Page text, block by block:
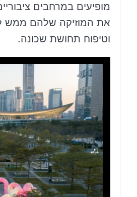
מופיעים במרחבים
את המוזיקה שלהם ממש
וטיפוח תחושת שכונה.